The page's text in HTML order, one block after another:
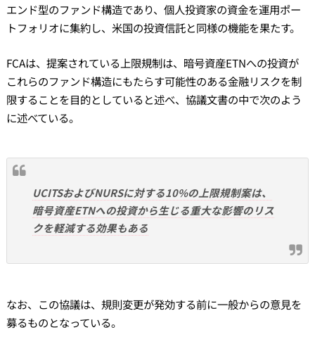
エンド型のファンド構造であり、個人投資家の資金を運用ポー
トフォリオに集約し、米国の投資信託と同様の機能を果たす。
FCAは、提案されている上限規制は、暗号資産ETNへの投資が
これらのファンド構造にもたらす可能性のある金融リスクを制
限することを目的としていると述べ、協議文書の中で次のよう
に述べている。
UCITSおよびNURSに対する10%の上限規制案は、
暗号資産ETNへの投資から生じる重大な影響のリス
クを軽減する効果もある
なお、この協議は、規則変更が発効する前に一般からの意見を
募るものとなっている。